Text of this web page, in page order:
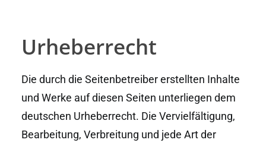
Urheberrecht
Die durch die Seitenbetreiber erstellten Inhalte
und Werke auf diesen Seiten unterliegen dem
deutschen Urheberrecht. Die Vervielfältigung,
Bearbeitung, Verbreitung und jede Art der